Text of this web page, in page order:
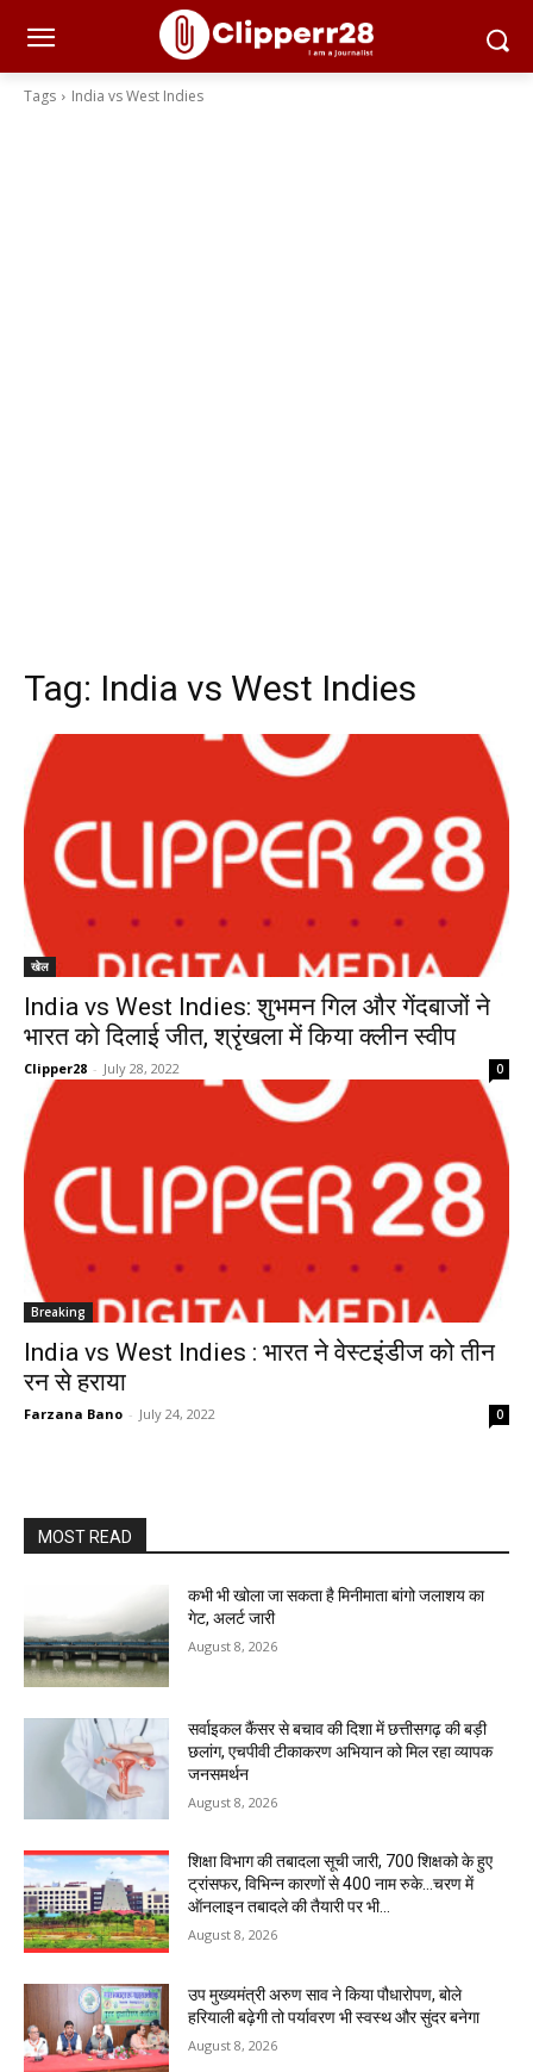
Tags India vs West Indies
Tag: India vs West Indies
खेल
India vs West Indies: शुभमन गिल और गेंदबाजों ने
भारत को दिलाई जीत, श्रृंखला में किया क्लीन स्वीप
Clipper28 - July 28, 2022 0
Breaking
India vs West Indies : भारत ने वेस्टइंडीज को तीन
रन से हराया
Farzana Bano - July 24, 2022 0
MOST READ
कभी भी खोला जा सकता है मिनीमाता बांगो जलाशय का
गेट, अलर्ट जारी
August 8, 2026
सर्वाइकल कैंसर से बचाव की दिशा में छत्तीसगढ़ की बड़ी
छलांग, एचपीवी टीकाकरण अभियान को मिल रहा व्यापक
जनसमर्थन
August 8, 2026
शिक्षा विभाग की तबादला सूची जारी, 700 शिक्षको के हुए
ट्रांसफर, विभिन्न कारणों से 400 नाम रुके…चरण में
ऑनलाइन तबादले की तैयारी पर भी...
August 8, 2026
उप मुख्यमंत्री अरुण साव ने किया पौधारोपण, बोले
हरियाली बढ़ेगी तो पर्यावरण भी स्वस्थ और सुंदर बनेगा
August 8, 2026